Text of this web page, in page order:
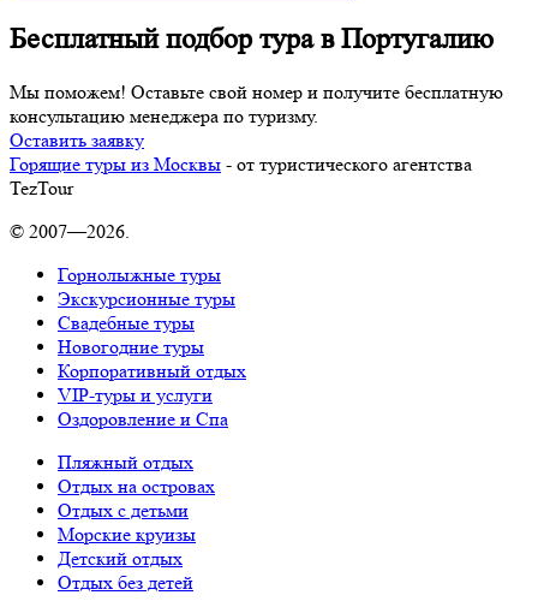
Бесплатный подбор тура в Португалию
Мы поможем! Оставьте свой номер и получите бесплатную
консультацию менеджера по туризму.
Оставить заявку
Горящие туры из Москвы - от туристического агентства
TezTour
© 2007—2026.
Горнолыжные туры
Экскурсионные туры
Свадебные туры
Новогодние туры
Корпоративный отдых
VIP-туры и услуги
Оздоровление и Спа
Пляжный отдых
Отдых на островах
Отдых с детьми
Морские круизы
Детский отдых
Отдых без детей